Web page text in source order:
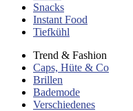
Snacks
Instant Food
Tiefkühl
Trend & Fashion
Caps, Hüte & Co
Brillen
Bademode
Verschiedenes